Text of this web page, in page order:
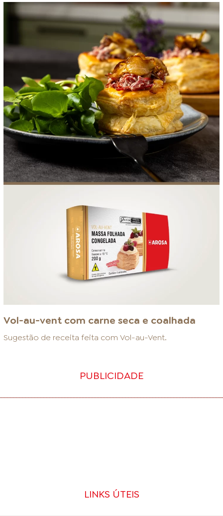
Vol-au-vent com carne seca e coalhada
Sugestão de receita feita com Vol-au-Vent.
PUBLICIDADE
LINKS ÚTEIS